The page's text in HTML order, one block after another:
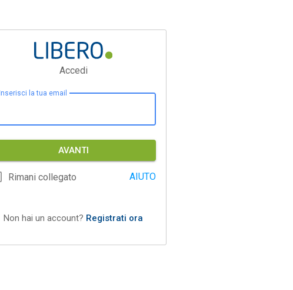
Accedi
Inserisci la tua email
AVANTI
Rimani collegato AIUTO
Non hai un account? Registrati ora